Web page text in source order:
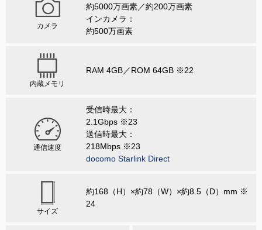
カメラ
約5000万画素／約200万画素
インカメラ：
約500万画素
内蔵メモリ
RAM 4GB／ROM 64GB ※22
通信速度
受信時最大：
2.1Gbps ※23
送信時最大：
218Mbps ※23
docomo Starlink Direct
サイズ
約168（H）×約78（W）×約8.5（D）mm ※
24